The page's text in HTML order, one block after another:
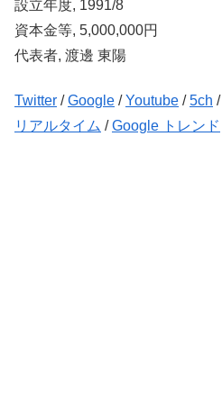
設立年度, 1991/8
資本金等, 5,000,000円
代表者, 渡邊 東陽
Twitter /Google /Youtube /5ch /
リアルタイム /Google トレンド